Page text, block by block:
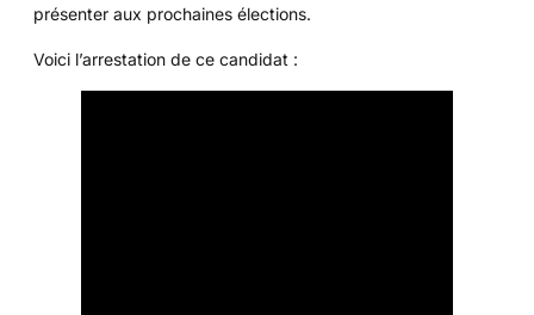
présenter aux prochaines élections.
Voici l’arrestation de ce candidat :